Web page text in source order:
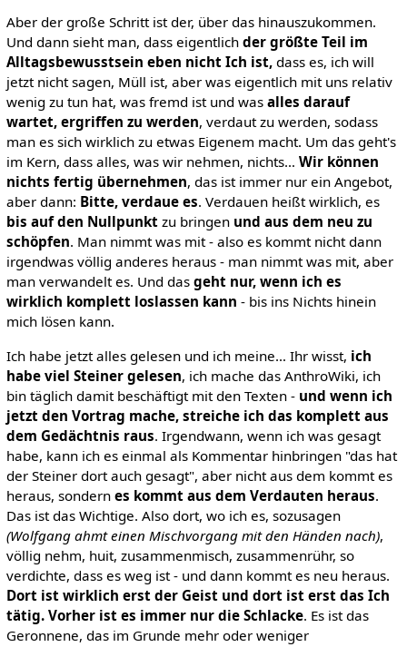
Aber der große Schritt ist der, über das hinauszukommen.
Und dann sieht man, dass eigentlich der größte Teil im
Alltagsbewusstsein eben nicht Ich ist,dass es, ich will
jetzt nicht sagen, Müll ist, aber was eigentlich mit uns relativ
wenig zu tun hat, was fremd ist und was alles darauf
wartet, ergriffen zu werden, verdaut zu werden, sodass
man es sich wirklich zu etwas Eigenem macht. Um das geht's
im Kern, dass alles, was wir nehmen, nichts… Wir können
nichts fertig übernehmen, das ist immer nur ein Angebot,
aber dann: Bitte, verdaue es. Verdauen heißt wirklich, es
bis auf den Nullpunktzu bringen und aus dem neu zu
schöpfen. Man nimmt was mit - also es kommt nicht dann
irgendwas völlig anderes heraus - man nimmt was mit, aber
man verwandelt es. Und das geht nur, wenn ich es
wirklich komplett loslassen kann - bis ins Nichts hinein
mich lösen kann.
Ich habe jetzt alles gelesen und ich meine… Ihr wisst, ich
habe viel Steiner gelesen, ich mache das AnthroWiki, ich
bin täglich damit beschäftigt mit den Texten - und wenn ich
jetzt den Vortrag mache, streiche ich das komplett aus
dem Gedächtnis raus. Irgendwann, wenn ich was gesagt
habe, kann ich es einmal als Kommentar hinbringen "das hat
der Steiner dort auch gesagt", aber nicht aus dem kommt es
heraus, sondern es kommt aus dem Verdauten heraus.
Das ist das Wichtige. Also dort, wo ich es, sozusagen
(Wolfgang ahmt einen Mischvorgang mit den Händen nach),
völlig nehm, huit, zusammenmisch, zusammenrühr, so
verdichte, dass es weg ist - und dann kommt es neu heraus.
Dort ist wirklich erst der Geist und dort ist erst das Ich
tätig. Vorher ist es immer nur die Schlacke. Es ist das
Geronnene, das im Grunde mehr oder weniger